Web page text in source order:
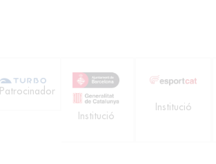
Patrocinador
Institució
Institució